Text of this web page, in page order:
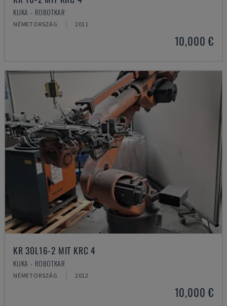
KUKA - ROBOTKAR
NÉMETORSZÁG 2011
10,000 €
KR 30L16-2 MIT KRC 4
KUKA - ROBOTKAR
NÉMETORSZÁG 2012
10,000 €